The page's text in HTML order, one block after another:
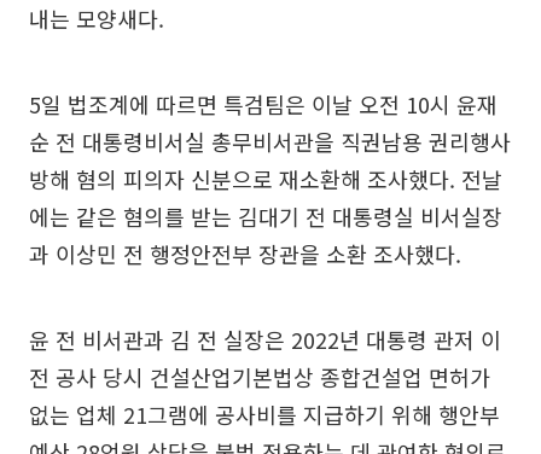
내는 모양새다.
5일 법조계에 따르면 특검팀은 이날 오전 10시 윤재
순 전 대통령비서실 총무비서관을 직권남용 권리행사
방해 혐의 피의자 신분으로 재소환해 조사했다. 전날
에는 같은 혐의를 받는 김대기 전 대통령실 비서실장
과 이상민 전 행정안전부 장관을 소환 조사했다.
윤 전 비서관과 김 전 실장은 2022년 대통령 관저 이
전 공사 당시 건설산업기본법상 종합건설업 면허가
없는 업체 21그램에 공사비를 지급하기 위해 행안부